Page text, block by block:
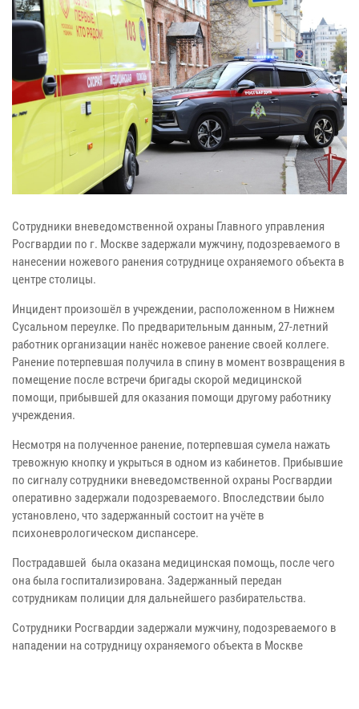
Сотрудники вневедомственной охраны Главного управления
Росгвардии по г. Москве задержали мужчину, подозреваемого в
нанесении ножевого ранения сотруднице охраняемого объекта в
центре столицы.
Инцидент произошёл в учреждении, расположенном в Нижнем
Сусальном переулке. По предварительным данным, 27-летний
работник организации нанёс ножевое ранение своей коллеге.
Ранение потерпевшая получила в спину в момент возвращения в
помещение после встречи бригады скорой медицинской
помощи, прибывшей для оказания помощи другому работнику
учреждения.
Несмотря на полученное ранение, потерпевшая сумела нажать
тревожную кнопку и укрыться в одном из кабинетов. Прибывшие
по сигналу сотрудники вневедомственной охраны Росгвардии
оперативно задержали подозреваемого. Впоследствии было
установлено, что задержанный состоит на учёте в
психоневрологическом диспансере.
Пострадавшей была оказана медицинская помощь, после чего
она была госпитализирована. Задержанный передан
сотрудникам полиции для дальнейшего разбирательства.
Сотрудники Росгвардии задержали мужчину, подозреваемого в
нападении на сотрудницу охраняемого объекта в Москве